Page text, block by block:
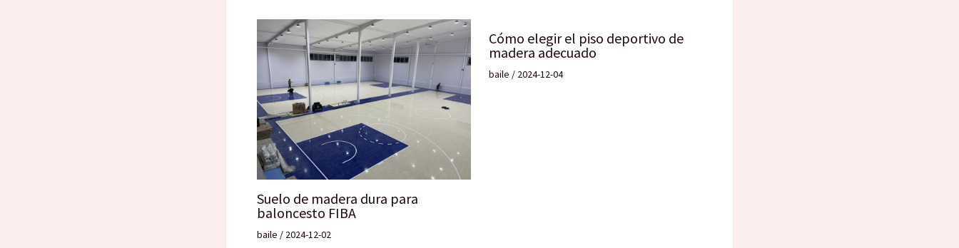
Suelo de madera dura para
baloncesto FIBA
baile / 2024-12-02
Cómo elegir el piso deportivo de
madera adecuado
baile / 2024-12-04